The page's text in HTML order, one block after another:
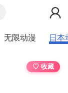
无限动漫 日本
♡ 收藏